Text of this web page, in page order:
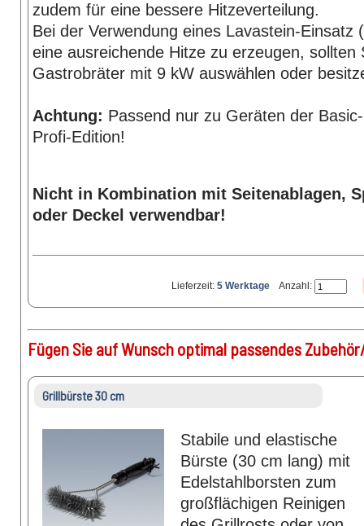
zudem für eine bessere Hitzeverteilung.
Bei der Verwendung eines Lavastein-Einsatz
eine ausreichende Hitze zu erzeugen, sollten
Gastrobräter mit 9 kW auswählen oder
Achtung: Passend nur zu Geräten der
Profi-Edition!
Nicht in Kombination mit Seitenablagen,
oder Deckel verwendbar!
Lieferzeit: 5 Werktage Anzahl:
Fügen Sie auf Wunsch optimal passendes
Grillbürste 30 cm
Stabile und elastische
Bürste (30 cm lang) mit
Edelstahlborsten zum
großflächigen Reinigen